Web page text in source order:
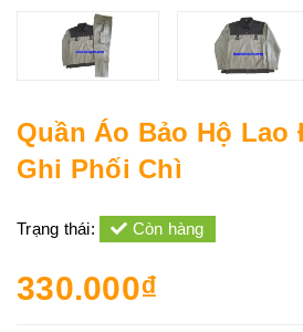
Quần Áo Bảo Hộ Lao
Ghi Phối Chì
Trạng thái: Còn hàng
330.000₫